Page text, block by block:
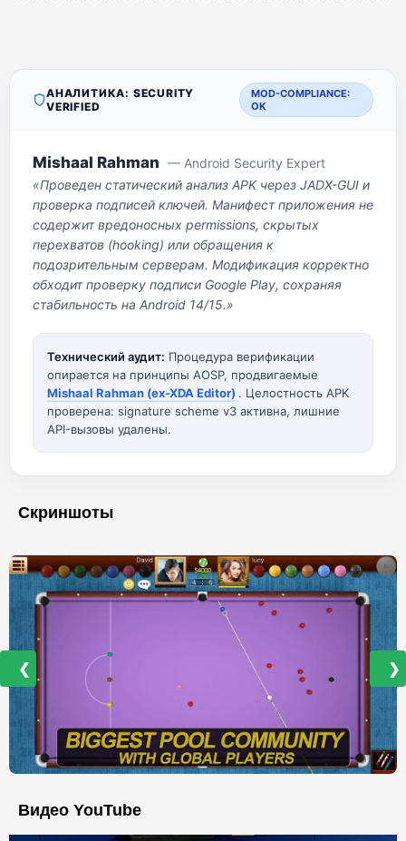
АНАЛИТИКА: SECURITY
VERIFIED
MOD-COMPLIANCE:
OK
Mishaal Rahman — Android Security Expert
«Проведен статический анализ APK через JADX-GUI и
проверка подписей ключей. Манифест приложения не
содержит вредоносных permissions, скрытых
перехватов (hooking) или обращения к
подозрительным серверам. Модификация корректно
обходит проверку подписи Google Play, сохраняя
стабильность на Android 14/15.»
Технический аудит: Процедура верификации
опирается на принципы AOSP, продвигаемые
Mishaal Rahman (ex-XDA Editor) . Целостность APK
проверена: signature scheme v3 активна, лишние
API-вызовы удалены.
Скриншоты
❮ ❯
Видео YouTube